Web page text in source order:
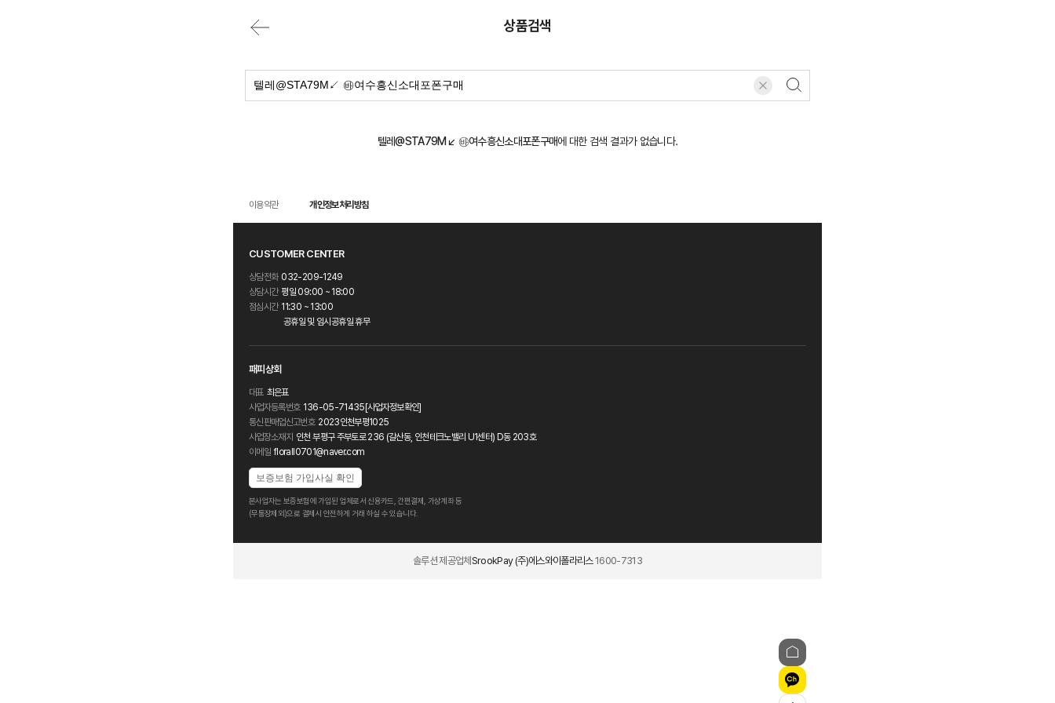
상품검색
텔레@STA79M↙ ㉳여수흥신소대포폰구매에 대한 검색 결과가 없습니다.
이용약관 개인정보처리방침
CUSTOMER CENTER
상담전화 032-209-1249
상담시간 평일 09:00 ~ 18:00
점심시간 11:30 ~ 13:00
공휴일 및 임시공휴일 휴무
패피상회
대표 최은표
사업자등록번호 136-05-71435 [사업자정보확인]
통신판매업신고번호 2023인천부평1025
사업장소재지 인천 부평구 주부토로 236 (갈산동, 인천테크노밸리 U1센터) D동 203호
이메일 florall0701@naver.com
보증보험 가입사실 확인
본사업자는 보증보험에 가입된 업체로서 신용카드, 간편결제, 가상계좌 등
(무통장제외)으로 결제시 안전하게 거래 하실 수 있습니다.
솔루션 제공업체 SrookPay (주)에스와이폴라리스1600-7313